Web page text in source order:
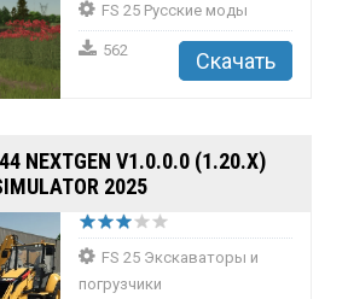
FS 25 Русские моды
562 Скачать
NEXTGEN V1.0.0.0 (1.20.X)
2025
FS 25 Экскаваторы и
погрузчики